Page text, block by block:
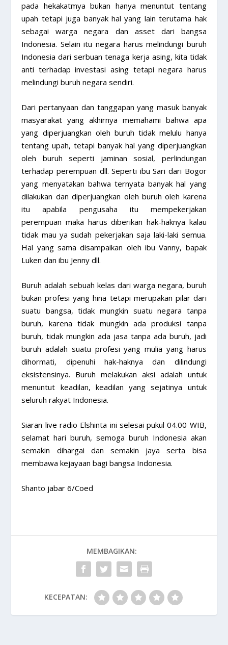
pada hekakatmya bukan hanya menuntut tentang
upah tetapi juga banyak hal yang lain terutama hak
sebagai warga negara dan asset dari bangsa
Indonesia. Selain itu negara harus melindungi buruh
Indonesia dari serbuan tenaga kerja asing, kita tidak
anti terhadap investasi asing tetapi negara harus
melindungi buruh negara sendiri.
Dari pertanyaan dan tanggapan yang masuk banyak
masyarakat yang akhirnya memahami bahwa apa
yang diperjuangkan oleh buruh tidak melulu hanya
tentang upah, tetapi banyak hal yang diperjuangkan
oleh buruh seperti jaminan sosial, perlindungan
terhadap perempuan dll. Seperti ibu Sari dari Bogor
yang menyatakan bahwa ternyata banyak hal yang
dilakukan dan diperjuangkan oleh buruh oleh karena
itu apabila pengusaha itu mempekerjakan
perempuan maka harus diberikan hak-haknya kalau
tidak mau ya sudah pekerjakan saja laki-laki semua.
Hal yang sama disampaikan oleh ibu Vanny, bapak
Luken dan ibu Jenny dll.
Buruh adalah sebuah kelas dari warga negara, buruh
bukan profesi yang hina tetapi merupakan pilar dari
suatu bangsa, tidak mungkin suatu negara tanpa
buruh, karena tidak mungkin ada produksi tanpa
buruh, tidak mungkin ada jasa tanpa ada buruh, jadi
buruh adalah suatu profesi yang mulia yang harus
dihormati, dipenuhi hak-haknya dan dilindungi
eksistensinya. Buruh melakukan aksi adalah untuk
menuntut keadilan, keadilan yang sejatinya untuk
seluruh rakyat Indonesia.
Siaran live radio Elshinta ini selesai pukul 04.00 WIB,
selamat hari buruh, semoga buruh Indonesia akan
semakin dihargai dan semakin jaya serta bisa
membawa kejayaan bagi bangsa Indonesia.
Shanto jabar 6/Coed
MEMBAGIKAN:
KECEPATAN: